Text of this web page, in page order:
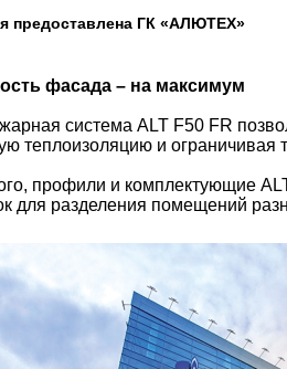
предоставлена ГК «АЛЮТЕХ»
фасада – на максимум
система ALT F50 FR
теплоизоляцию и ограничивая
профили и комплектующие
для разделения помещений